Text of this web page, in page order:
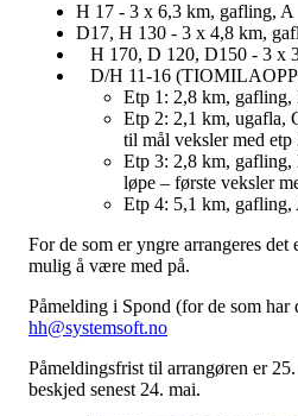
H 17 - 3 x 6,3 km, gafling, A
D17, H 130 - 3 x 4,8 km,
H 170, D 120, D150 - 3 x
D/H 11-16
Etp 1: 2,8 km, gafling,
Etp 2: 2,1 km, ugafla,
til mål veksler med
Etp 3: 2,8 km, gafling,
løpe – første veksler
Etp 4: 5,1 km, gafling,
For de som er yngre arrangeres det
mulig å være med på.
Påmelding i Spond (for de som har
hh@systemsoft.no
Påmeldingsfrist til arrangøren er
beskjed senest 24. mai.